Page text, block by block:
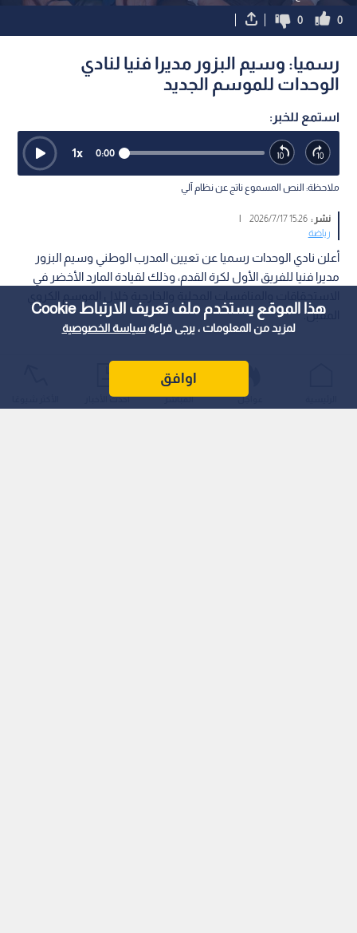
هذا الموقع يستخدم ملف تعريف الارتباط Cookie
لمزيد من المعلومات ، يرجى قراءةسياسة الخصوصية
اوافق
0
0
رسميا: وسيم البزور مديرا فنيا لنادي
الوحدات للموسم الجديد
استمع للخبر:
0:00
1x
ملاحظة: النص المسموع ناتج عن نظام آلي
نشر :15:26 2026/7/17
|
رياضة
أعلن نادي الوحدات رسميا عن تعيين المدرب الوطني وسيم البزور
مديرا فنيا للفريق الأول لكرة القدم، وذلك لقيادة المارد الأخضر في
المقبل.
عواجل المباشر أحدث الأخبار